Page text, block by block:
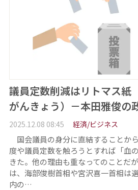
議員定数削減はリトマス
がんきょう）－本田雅俊の
2025.12.08 08:45 経済/ビジネス
国会議員の身分に直結することか
度や議員定数を触ろうとすれば「血
きた。他の理由も重なってのことだ
は、海部俊樹首相や宮沢喜一首相は
内の…